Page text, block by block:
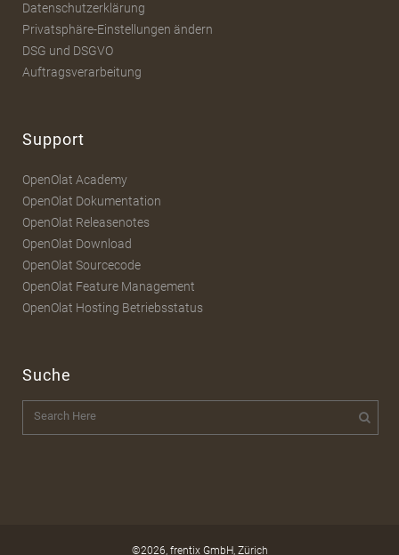
Datenschutzerklärung
Privatsphäre-Einstellungen ändern
DSG und DSGVO
Auftragsverarbeitung
Support
OpenOlat Academy
OpenOlat Dokumentation
OpenOlat Releasenotes
OpenOlat Download
OpenOlat Sourcecode
OpenOlat Feature Management
OpenOlat Hosting Betriebsstatus
Suche
©2026, frentix GmbH, Zürich